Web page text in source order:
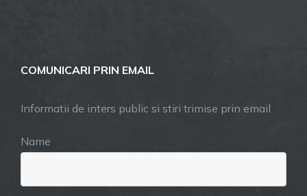
COMUNICARI PRIN EMAIL
Informatii de inters public si stiri trimise prin email
Name